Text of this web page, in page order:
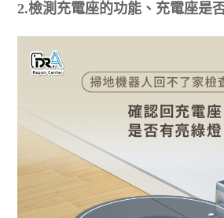
2.檢測充電座的功能、充電座是